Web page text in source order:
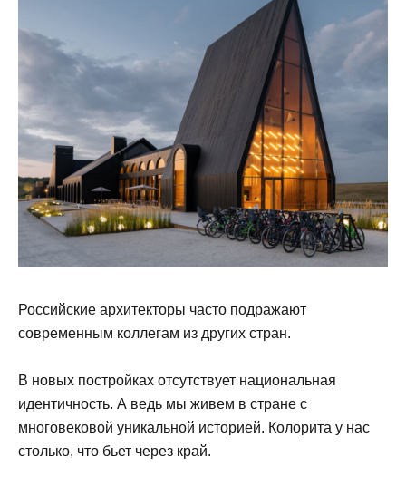
Российские архитекторы часто подражают
современным коллегам из других стран.
В новых постройках отсутствует национальная
идентичность. А ведь мы живем в стране с
многовековой уникальной историей. Колорита у нас
столько, что бьет через край.